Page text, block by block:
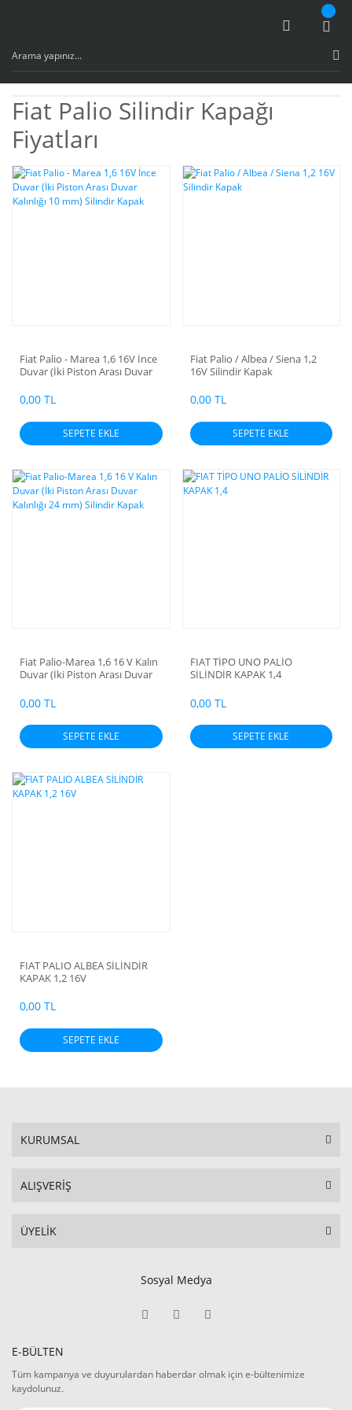
Fiat Palio Silindir Kapağı
Fiyatları
Fiat Palio - Marea 1,6 16V İnce
Duvar (İki Piston Arası Duvar
0,00 TL
SEPETE EKLE
Fiat Palio / Albea / Siena 1,2
16V Silindir Kapak
0,00 TL
SEPETE EKLE
Fiat Palio-Marea 1,6 16 V Kalın
Duvar (İki Piston Arası Duvar
0,00 TL
SEPETE EKLE
FIAT TİPO UNO PALİO
SİLİNDİR KAPAK 1,4
0,00 TL
SEPETE EKLE
FIAT PALIO ALBEA SİLİNDİR
KAPAK 1,2 16V
0,00 TL
SEPETE EKLE
KURUMSAL
ALIŞVERİŞ
ÜYELİK
Sosyal Medya
E-BÜLTEN
Tüm kampanya ve duyurulardan haberdar olmak için e-bültenimize
kaydolunuz.